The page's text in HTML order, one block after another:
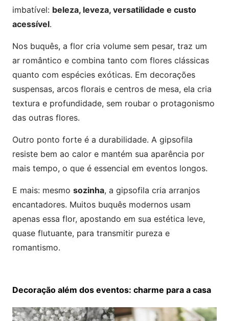
imbatível: beleza, leveza, versatilidade e custo
acessível.
Nos buquês, a flor cria volume sem pesar, traz um
ar romântico e combina tanto com flores clássicas
quanto com espécies exóticas. Em decorações
suspensas, arcos florais e centros de mesa, ela cria
textura e profundidade, sem roubar o protagonismo
das outras flores.
Outro ponto forte é a durabilidade. A gipsofila
resiste bem ao calor e mantém sua aparência por
mais tempo, o que é essencial em eventos longos.
E mais: mesmo sozinha, a gipsofila cria arranjos
encantadores. Muitos buquês modernos usam
apenas essa flor, apostando em sua estética leve,
quase flutuante, para transmitir pureza e
romantismo.
Decoração além dos eventos: charme para a casa